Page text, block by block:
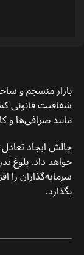
بازار منسجم و
شفافیت قانونی
مانند صرافی‌ها و
چالش ایجاد
خواهد داد. بلوغ
سرمایه‌گذاران را
بگذارد.